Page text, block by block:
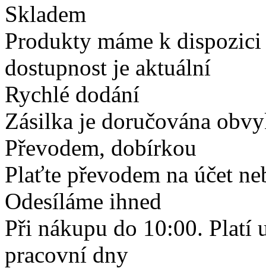
Skladem
Produkty máme k
dostupnost je aktuální
Rychlé dodání
Zásilka je doručována
Převodem, dobírkou
Plaťte převodem na účet
Odesíláme ihned
Při nákupu do 10:00. Platí
pracovní dny